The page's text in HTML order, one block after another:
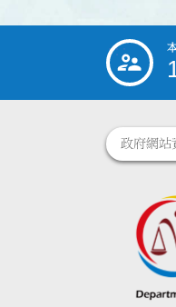
:::
政府網站